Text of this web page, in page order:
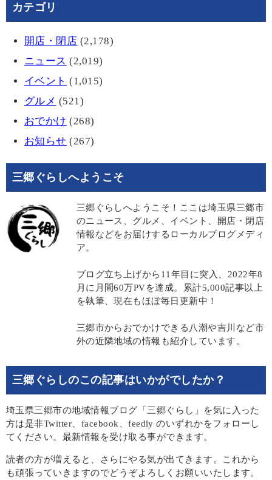
カテゴリ
開店・閉店 (2,178)
ニュース (2,019)
イベント (1,015)
グルメ (521)
おでかけ (268)
お知らせ (267)
三郷ぐらしへようこそ
三郷ぐらしへようこそ！ここは埼玉県三郷市
のニュース、グルメ、イベント、開店・閉店
情報などをお届けするローカルブログメディ
ア。
ブログ立ち上げから11年目に突入、2022年8
月に月間60万PVを達成。累計5,000記事以上
を執筆、現在もほぼ毎日更新中！
三郷市からおでかけできる八潮や吉川など市
外の近隣地域の情報も紹介しています。
三郷ぐらしのこの記事はいかがでしたか？
埼玉県三郷市の地域情報ブログ「三郷ぐらし」を気に入った
方は是非Twitter、facebook、feedly のいずれかをフォローし
てください。最新情報を受け取る事ができます。
読者の方が増えると、さらにやる気が出てきます。これから
も頑張っていきますのでどうぞよろしくお願いいたします。